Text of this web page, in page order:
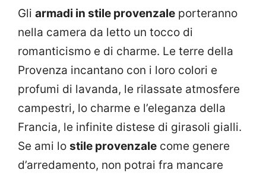
Gli armadi in stile provenzale porteranno
nella camera da letto un tocco di
romanticismo e di charme. Le terre della
Provenza incantano con i loro colori e
profumi di lavanda, le rilassate atmosfere
campestri, lo charme e l’eleganza della
Francia, le infinite distese di girasoli gialli.
Se ami lo stile provenzale come genere
d’arredamento, non potrai fra mancare